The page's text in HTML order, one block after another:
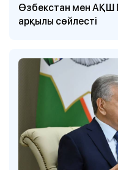
Өзбекстан мен АҚШ
арқылы сөйлесті